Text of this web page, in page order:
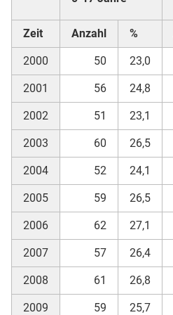
Zeit Anzahl %
2000 50 23,0
2001 56 24,8
2002 51 23,1
2003 60 26,5
2004 52 24,1
2005 59 26,5
2006 62 27,1
2007 57 26,4
2008 61 26,8
2009 59 25,7